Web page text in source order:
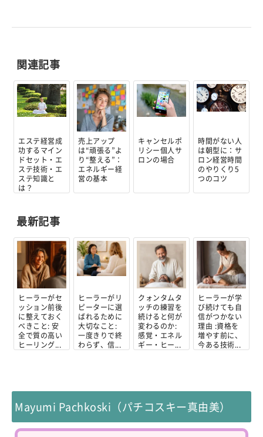
関連記事
エステ経営成
功するマイン
ドセット・エ
ステ技術・エ
ステ知識と
は？
売上アップ
は“頑張る”よ
り“整える”：
エネルギー経
営の基本
キャンセルポ
リシー個人サ
ロンの場合
時間がない人
は朝型に：サ
ロン経営時間
のやりくり5
つのコツ
最新記事
ヒーラーがセ
ッション前後
に整えておく
べきこと: 安
全で質の高い
ヒーリング...
ヒーラーがリ
ピーターに選
ばれるために
大切なこと:
一度きりで終
わらず、信...
クォンタムタ
ッチの練習を
続けると何が
変わるのか:
感覚・エネル
ギー・ヒー...
ヒーラーが学
び続けても自
信がつかない
理由 :資格を
増やす前に、
今ある技術...
Mayumi Pachkoski（パチコスキー真由美）